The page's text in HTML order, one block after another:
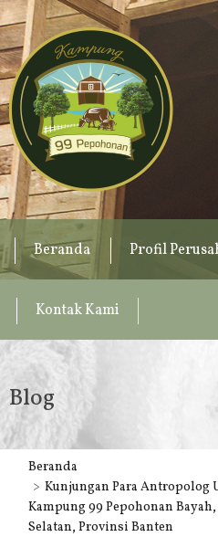
Beranda Profil
Kontak Kami
Blog
Beranda
Kunjungan Para Antropolog
Kampung 99 Pepohonan
Selatan, Provinsi Banten